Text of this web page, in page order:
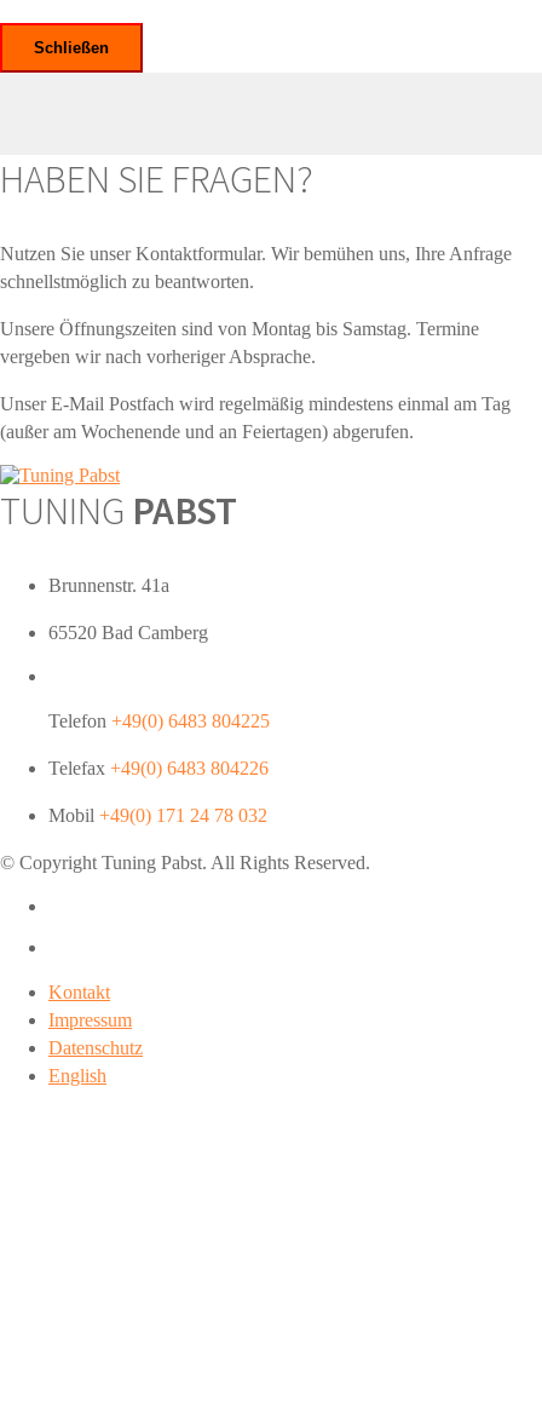
Schließen
HABEN SIE FRAGEN?
Nutzen Sie unser Kontaktformular. Wir bemühen uns, Ihre Anfrage
schnellstmöglich zu beantworten.
Unsere Öffnungszeiten sind von Montag bis Samstag. Termine
vergeben wir nach vorheriger Absprache.
Unser E-Mail Postfach wird regelmäßig mindestens einmal am Tag
(außer am Wochenende und an Feiertagen) abgerufen.
TUNING PABST
Brunnenstr. 41a
65520 Bad Camberg
Telefon +49(0) 6483 804225
Telefax +49(0) 6483 804226
Mobil +49(0) 171 24 78 032
© Copyright Tuning Pabst. All Rights Reserved.
Kontakt
Impressum
Datenschutz
English